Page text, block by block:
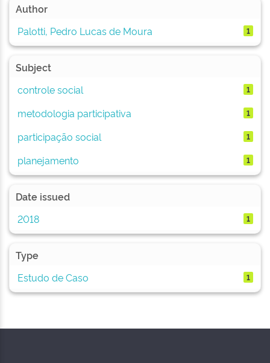
Author
Palotti, Pedro Lucas de Moura
1
Subject
controle social
1
metodologia participativa 1
participação social 1
planejamento 1
Date issued
2018
1
Type
Estudo de Caso
1